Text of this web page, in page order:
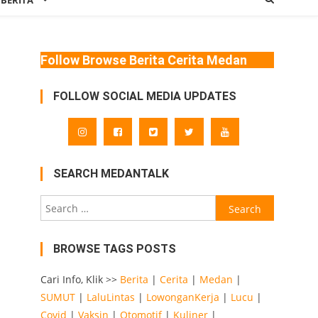
Follow Browse Berita Cerita Medan
FOLLOW SOCIAL MEDIA UPDATES
SEARCH MEDANTALK
Search
for:
BROWSE TAGS POSTS
Cari Info, Klik >> Berita | Cerita | Medan |
SUMUT| LaluLintas | LowonganKerja | Lucu |
Covid | Vaksin | Otomotif| Kuliner|